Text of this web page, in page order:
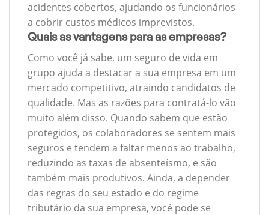
acidentes cobertos, ajudando os funcionários
a cobrir custos médicos imprevistos.
Quais as vantagens para as empresas?
Como você já sabe, um seguro de vida em
grupo ajuda a destacar a sua empresa em um
mercado competitivo, atraindo candidatos de
qualidade. Mas as razões para contratá-lo vão
muito além disso. Quando sabem que estão
protegidos, os colaboradores se sentem mais
seguros e tendem a faltar menos ao trabalho,
reduzindo as taxas de absenteísmo, e são
também mais produtivos. Ainda, a depender
das regras do seu estado e do regime
tributário da sua empresa, você pode se